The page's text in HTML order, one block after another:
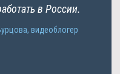
в России.
видеоблогер